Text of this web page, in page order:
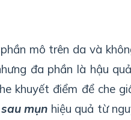
mô trên da và
đa phần là hậu
khuyết điểm để che
mụn hiệu quả từ